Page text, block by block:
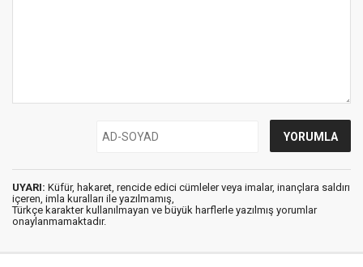
UYARI: Küfür, hakaret, rencide edici cümleler veya imalar, inançlara saldırı
içeren, imla kuralları ile yazılmamış,
Türkçe karakter kullanılmayan ve büyük harflerle yazılmış yorumlar
onaylanmamaktadır.